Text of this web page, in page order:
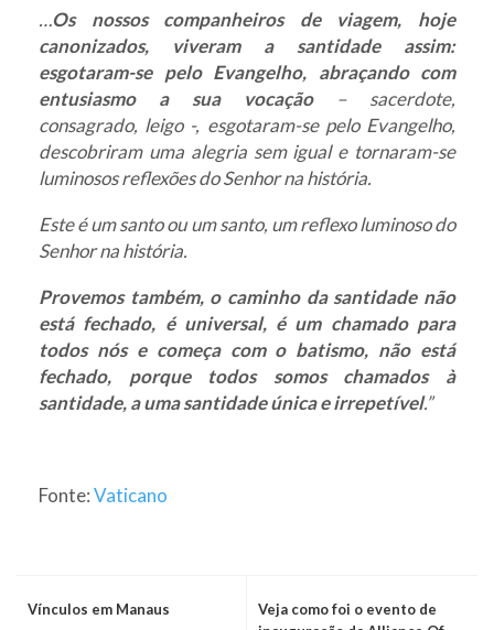
…Os nossos companheiros de viagem, hoje
canonizados, viveram a santidade assim:
esgotaram-se pelo Evangelho, abraçando com
entusiasmo a sua vocação– sacerdote,
consagrado, leigo -, esgotaram-se pelo Evangelho,
descobriram uma alegria sem igual e tornaram-se
luminosos reflexões do Senhor na história.
Este é um santo ou um santo, um reflexo luminoso do
Senhor na história.
Provemos também, o caminho da santidade não
está fechado, é universal, é um chamado para
todos nós e começa com o batismo, não está
fechado, porque todos somos chamados à
santidade, a uma santidade única e irrepetível.”
Fonte:Vaticano
Vínculos em Manaus
Veja como foi o evento de